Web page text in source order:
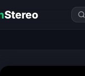
Stereo